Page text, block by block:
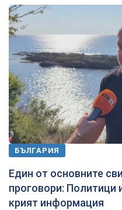
БЪЛГАРИЯ
Един от основните
проговори: Политици
крият информация